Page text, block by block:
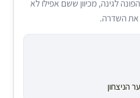
הניצחון
לגינה, מכיוון ששם אפילו לא
את השדרה.